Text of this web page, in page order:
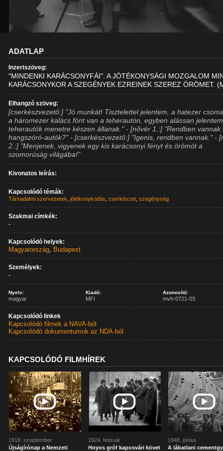
ADATLAP
Inzertszöveg:
"MINDENKI KARÁCSONYFÁI". A JÓTÉKONYSÁGI MOZGALOM
KARÁCSONYKOR A SZEGÉNYEK EZREINEK SZEREZ ÖRÖMET.
Elhangzó szöveg:
[cserkészvezető:] "Jó munkát! Tisztelettel jelentem, a hatezer
a háromezer kalács fönt van a teherautón, egyben alássan
teherautók menetre készen állanak." - [nővér 1.:] "Rendben vannak
hangszóró-autók?" - [cserkészvezető:] "Igenis, rendben vannak." -
2.:] "Menjenek, vigyenek egy kis karácsonyi fényt és örömöt a
szomorúság világába!"
Kivonatos leírás:
Kapcsolódó témák:
Társadalmi szervezetek ,jótékonykodás ,cserkészet ,szegénység
Szakmai címkék:
-
Kapcsolódó helyek:
Magyarország, Budapest
Személyek:
-
Nyelv:
magyar
Kiadó:
MFI
Azonosító:
mvh-0721-03
Kapcsolódó linkek
Kapcsolódó filmek a NAVA-ból
Kapcsolódó dokumentumok az NDA-ból
KAPCSOLÓDÓ FILMHÍREK
1918. szeptember
Újságírónap a Nemzeti
1924. február
Hoyos gróf kaposvári követ
1948. június
A lábatlani